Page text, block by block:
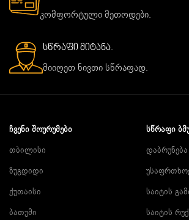
კომფორტული მეთოდები.
სწრაფი მიტანა.
მიიღეთ ნივთი სწრაფად.
ᲩᲕᲔᲜᲘ ᲨᲝᲣᲠᲣᲛᲔᲑᲘ
თბილისი
ზუგდიდი
ქუთაისი
ბათუმი
ᲡᲬᲠᲐᲤᲘ
საიტის
საიტის